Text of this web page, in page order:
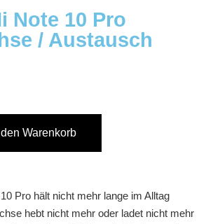
Note 10 Pro
/ Austausch
den Warenkorb
Pro hält nicht mehr lange im Alltag
hebt nicht mehr oder ladet nicht mehr